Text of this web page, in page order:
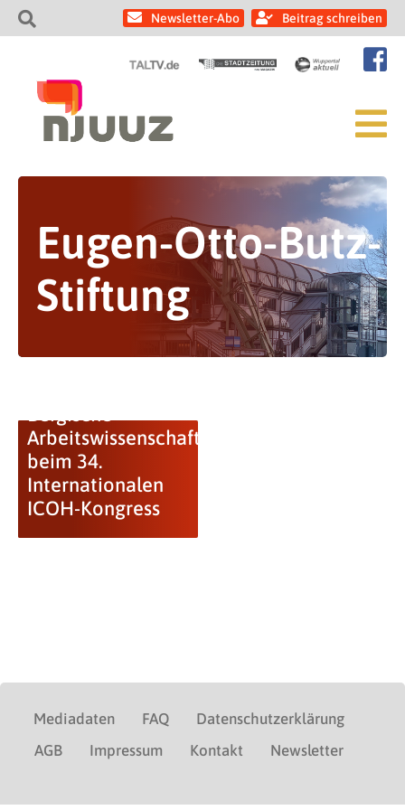
Newsletter-Abo Beitrag schreiben
Eugen-Otto-Butz-
Stiftung
Arbeitswissenschaftler
beim 34.
Internationalen
ICOH-Kongress
Mediadaten FAQ
Datenschutzerklärung
AGB
Impressum Kontakt Newsletter